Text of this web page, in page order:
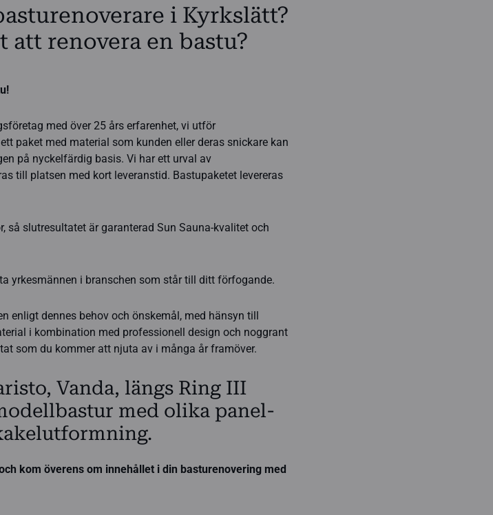
i Kyrkslätt?
renovera en bastu?
med över 25 års erfarenhet, vi utför
paket med material som kunden eller deras snickare kan
på nyckelfärdig basis. Vi har ett urval av
till platsen med kort leveranstid. Bastupaketet levereras
så slutresultatet är garanterad Sun Sauna-kvalitet och
yrkesmännen i branschen som står till ditt förfogande.
dennes behov och önskemål, med hänsyn till
i kombination med professionell design och noggrant
som du kommer att njuta av i många år framöver.
Vanda, längs Ring III
med olika panel-
kom överens om innehållet i din basturenovering med